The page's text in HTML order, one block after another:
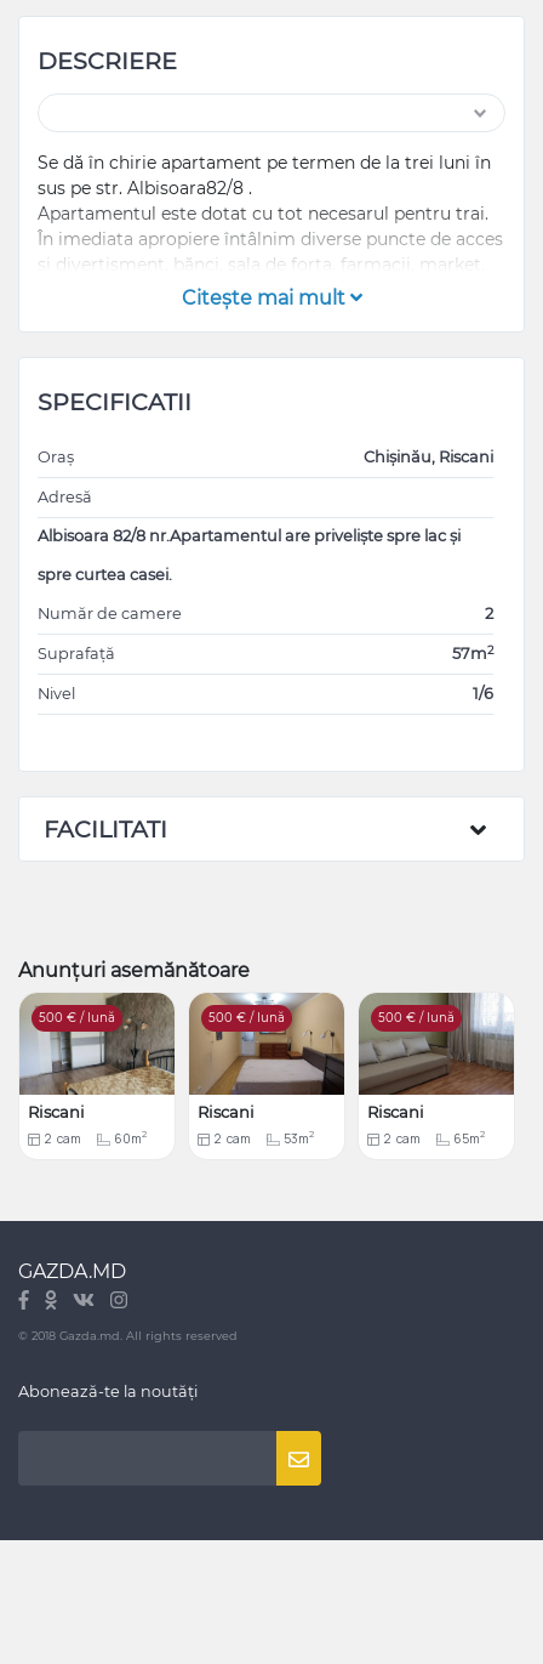
DESCRIERE
Se dă în chirie apartament pe termen de la trei luni în
sus pe str. Albisoara82/8 .
Apartamentul este dotat cu tot necesarul pentru trai.
În imediata apropiere întâlnim diverse puncte de acces
și divertisment, bănci, sala de forta, farmacii, market,
Dispuneți de acces direct la transportul public în orice
Rog agenții imobiliari să nu deranjați!!!
Citeşte mai mult
SPECIFICATII
Oraș Chișinău, Riscani
Adresă
Albisoara 82/8 nr.Apartamentul are priveliște spre lac și
spre curtea casei.
Număr de camere 2
Suprafață 57m2
Nivel 1/6
FACILITATI
Anunțuri asemănătoare
500 € / lună
Riscani
2 cam 60m2
500 € / lună
Riscani
2 cam 53m2
500 € / lună
Riscani
2 cam 65m2
GAZDA.MD
© 2018 Gazda.md. All rights reserved
Abonează-te la noutăți